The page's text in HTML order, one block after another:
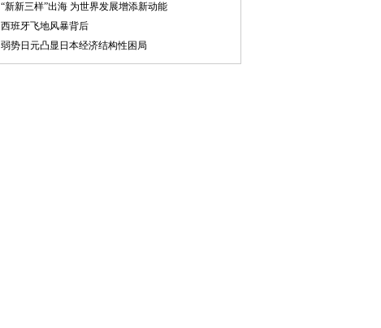
“新新三样”出海 为世界发展增添新动能
西班牙飞地风暴背后
弱势日元凸显日本经济结构性困局